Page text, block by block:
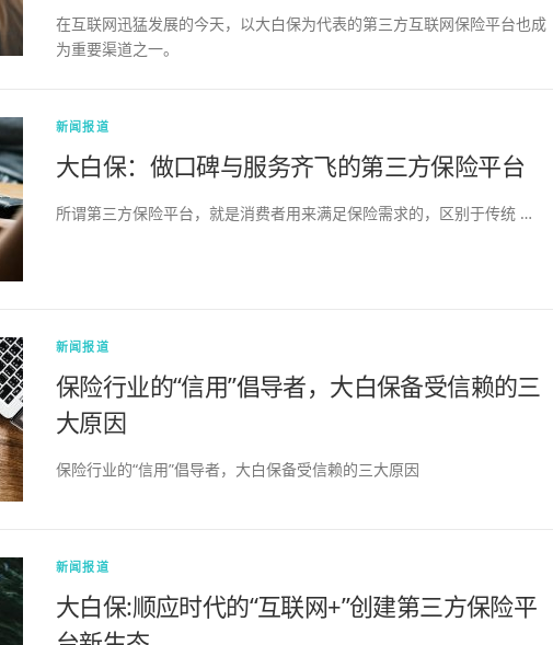
在互联网迅猛发展的今天，以大白保为代表的第三方互联网保险平台也成
为重要渠道之一。
新闻报道
大白保：做口碑与服务齐飞的第三方保险平台
所谓第三方保险平台，就是消费者用来满足保险需求的，区别于传统 …
新闻报道
保险行业的“信用”倡导者，大白保备受信赖的三
大原因
保险行业的“信用”倡导者，大白保备受信赖的三大原因
新闻报道
大白保:顺应时代的“互联网+”创建第三方保险平